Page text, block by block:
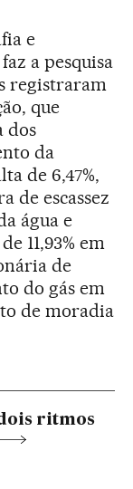
e
a pesquisa
registraram
que
dos
da
de 6,47%,
de escassez
água e
11,93% em
de
do gás em
de moradia
ritmos